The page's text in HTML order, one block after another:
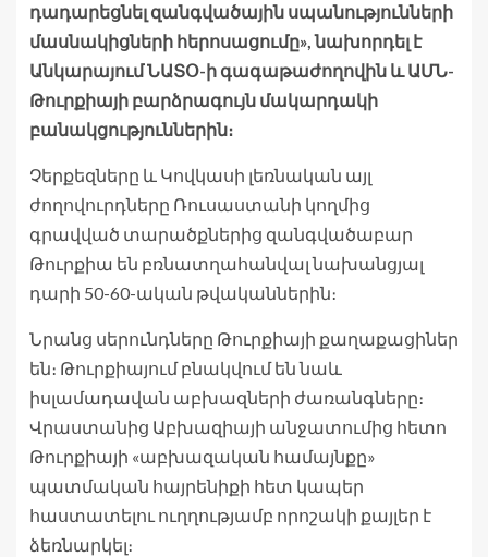
դադարեցնել զանգվածային սպանությունների
մասնակիցների հերոսացումը», նախորդել է
Անկարայում ՆԱՏՕ-ի գագաթաժողովին և ԱՄՆ-
Թուրքիայի բարձրագույն մակարդակի
բանակցություններին։
Չերքեզները և Կովկասի լեռնական այլ
ժողովուրդները Ռուսաստանի կողմից
գրավված տարածքներից զանգվածաբար
Թուրքիա են բռնատղահանվալ նախանցյալ
դարի 50-60-ական թվականներին։
Նրանց սերունդները Թուրքիայի քաղաքացիներ
են։ Թուրքիայում բնակվում են նաև
իսլամադավան աբխազների ժառանգները։
Վրաստանից Աբխազիայի անջատումից հետո
Թուրքիայի «աբխազական համայնքը»
պատմական հայրենիքի հետ կապեր
հաստատելու ուղղությամբ որոշակի քայլեր է
ձեռնարկել։